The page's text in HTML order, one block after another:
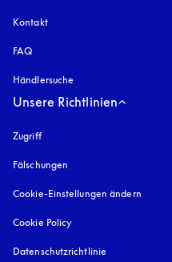
Kontakt
FAQ
Händlersuche
Unsere Richtlinien
Zugrifföffnet sich in einem neuen Tab
Fälschungen
Cookie-Einstellungen ändern
Cookie Policy
Datenschutzrichtlinie